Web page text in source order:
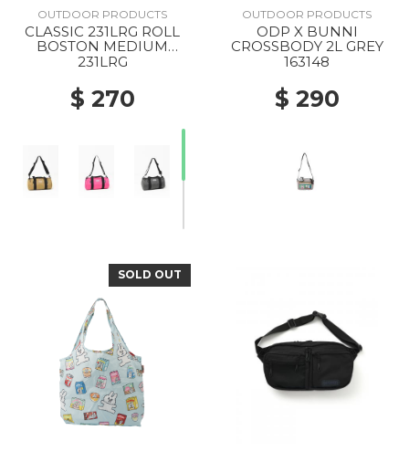
OUTDOOR PRODUCTS
CLASSIC 231LRG ROLL
BOSTON MEDIUM
SOLID BEIGE
231LRG
$ 270
OUTDOOR PRODUCTS
ODP X BUNNI
CROSSBODY 2L GREY
163148
$ 290
SOLD OUT